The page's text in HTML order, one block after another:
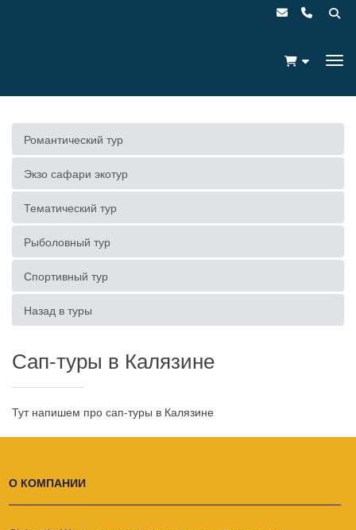
Романтический тур
Экзо сафари экотур
Тематический тур
Рыболовный тур
Спортивный тур
Назад в туры
Сап-туры в Калязине
Тут напишем про сап-туры в Калязине
О КОМПАНИИ